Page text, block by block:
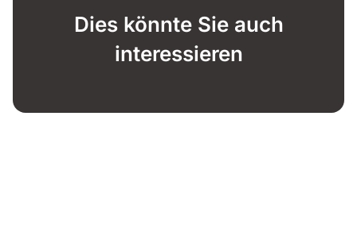
Dies könnte Sie auch
interessieren